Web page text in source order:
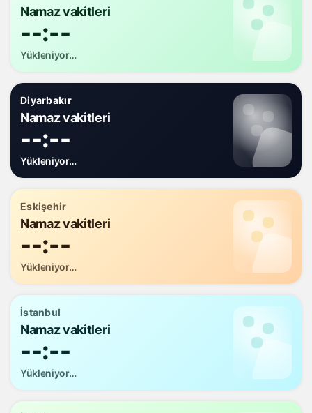
Namaz vakitleri
--:--
Yükleniyor…
Diyarbakır
Namaz vakitleri
--:--
Yükleniyor…
Eskişehir
Namaz vakitleri
--:--
Yükleniyor…
İstanbul
Namaz vakitleri
--:--
Yükleniyor…